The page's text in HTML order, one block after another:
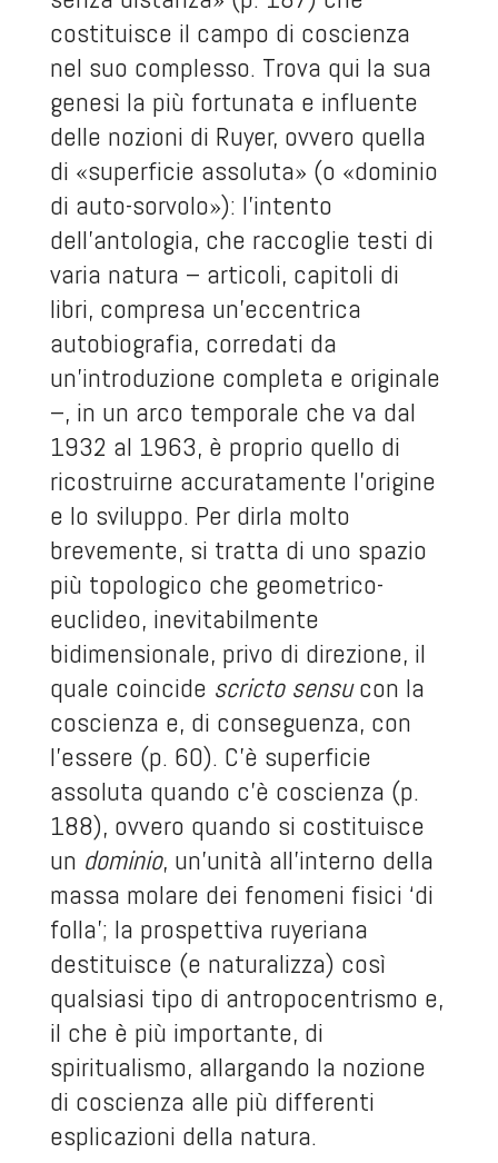
costituisce il campo di coscienza
nel suo complesso. Trova qui la sua
genesi la più fortunata e influente
delle nozioni di Ruyer, ovvero quella
di «superficie assoluta» (o «dominio
di auto-sorvolo»): l’intento
dell’antologia, che raccoglie testi di
varia natura – articoli, capitoli di
libri, compresa un’eccentrica
autobiografia, corredati da
un’introduzione completa e originale
–, in un arco temporale che va dal
1932 al 1963, è proprio quello di
ricostruirne accuratamente l’origine
e lo sviluppo. Per dirla molto
brevemente, si tratta di uno spazio
più topologico che geometrico-
euclideo, inevitabilmente
bidimensionale, privo di direzione, il
quale coincide scricto sensucon la
coscienza e, di conseguenza, con
l’essere (p. 60). C’è superficie
assoluta quando c’è coscienza (p.
188), ovvero quando si costituisce
un dominio, un’unità all’interno della
massa molare dei fenomeni fisici ‘di
folla’; la prospettiva ruyeriana
destituisce (e naturalizza) così
qualsiasi tipo di antropocentrismo e,
il che è più importante, di
spiritualismo, allargando la nozione
di coscienza alle più differenti
esplicazioni della natura.